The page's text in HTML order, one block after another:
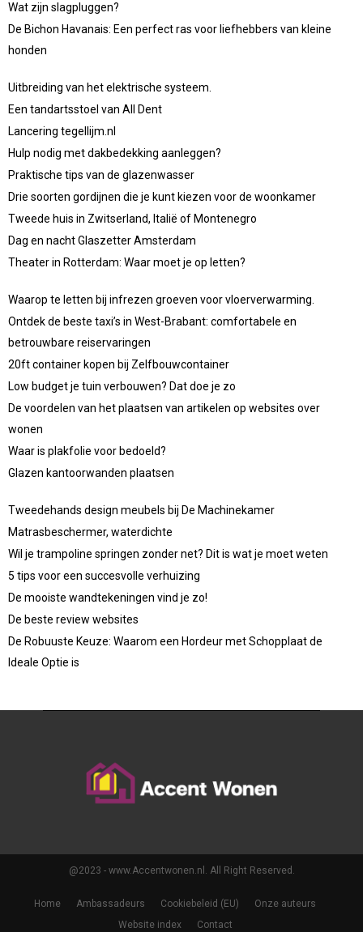
Wat zijn slagpluggen?
De Bichon Havanais: Een perfect ras voor liefhebbers van kleine
honden
Uitbreiding van het elektrische systeem.
Een tandartsstoel van All Dent
Lancering tegellijm.nl
Hulp nodig met dakbedekking aanleggen?
Praktische tips van de glazenwasser
Drie soorten gordijnen die je kunt kiezen voor de woonkamer
Tweede huis in Zwitserland, Italië of Montenegro
Dag en nacht Glaszetter Amsterdam
Theater in Rotterdam: Waar moet je op letten?
Waarop te letten bij infrezen groeven voor vloerverwarming.
Ontdek de beste taxi’s in West-Brabant: comfortabele en
betrouwbare reiservaringen
20ft container kopen bij Zelfbouwcontainer
Low budget je tuin verbouwen? Dat doe je zo
De voordelen van het plaatsen van artikelen op websites over
wonen
Waar is plakfolie voor bedoeld?
Glazen kantoorwanden plaatsen
Tweedehands design meubels bij De Machinekamer
Matrasbeschermer, waterdichte
Wil je trampoline springen zonder net? Dit is wat je moet weten
5 tips voor een succesvolle verhuizing
De mooiste wandtekeningen vind je zo!
De beste review websites
De Robuuste Keuze: Waarom een Hordeur met Schopplaat de
Ideale Optie is
@2023 - www.Accentwonen.nl. All Right Reserved.
Home Ambassadeurs Cookiebeleid (EU)
Onze auteurs
Website index
Contact